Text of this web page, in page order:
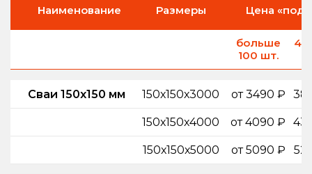
Наименование Размеры Цена «под
больше
100 шт.
Сваи 150х150 мм 150х150х3000 от 3490 ₽
150х150х4000 от 4090 ₽
150х150х5000 от 5090 ₽